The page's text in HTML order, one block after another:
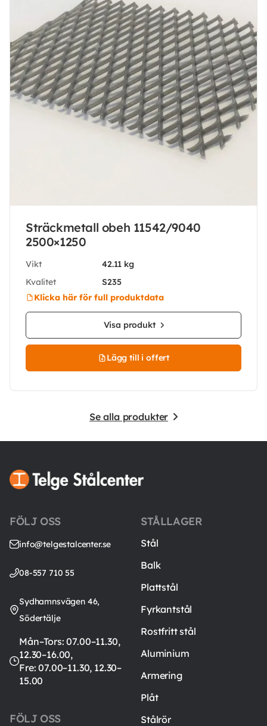
Sträckmetall obeh 11542/9040
2500×1250
Vikt
42.11 kg
Kvalitet
S235
Klicka här för full produktdata
Visa produkt
Lägg till i offert
Se alla produkter
FÖLJ OSS
info@telgestalcenter.se
08-557 710 55
Sydhamnsvägen 46,
Södertälje
Mån–Tors: 07.00–11.30,
12.30–16.00,
Fre: 07.00–11.30, 12.30–
15.00
FÖLJ OSS
STÅLLAGER
Stål
Balk
Plattstål
Fyrkantstål
Rostfritt stål
Aluminium
Armering
Plåt
Stålrör